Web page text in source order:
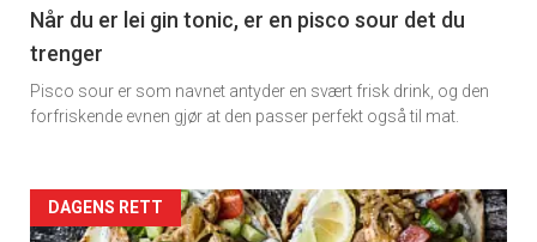
11
Når du er lei gin tonic, er en pisco sour det du
trenger
Pisco sour er som navnet antyder en svært frisk drink, og den
forfriskende evnen gjør at den passer perfekt også til mat.
Artikler
DAGENS RETT